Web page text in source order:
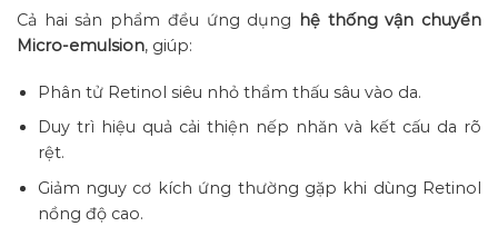
Cả hai sản phẩm đều ứng dụng hệ thống vận chuyển
Micro-emulsion, giúp:
Phân tử Retinol siêu nhỏ thẩm thấu sâu vào da.
Duy trì hiệu quả cải thiện nếp nhăn và kết cấu da rõ
rệt.
Giảm nguy cơ kích ứng thường gặp khi dùng Retinol
nồng độ cao.